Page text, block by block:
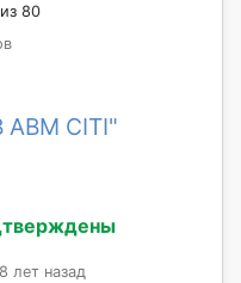
80
СІТІ"
лет назад